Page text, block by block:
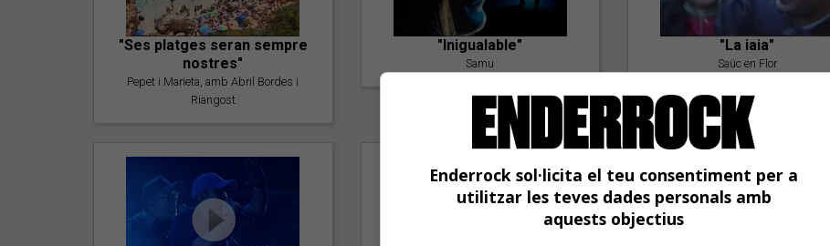
"Ses platges seran sempre
nostres"
Pepet i Marieta, amb Abril Bordes i
Riangost
"Inigualable"
Samu
"La iaia"
Saüc en Flor
Enderrock sol·licita el teu consentiment per a
utilitzar les teves dades personals amb
aquests objectius